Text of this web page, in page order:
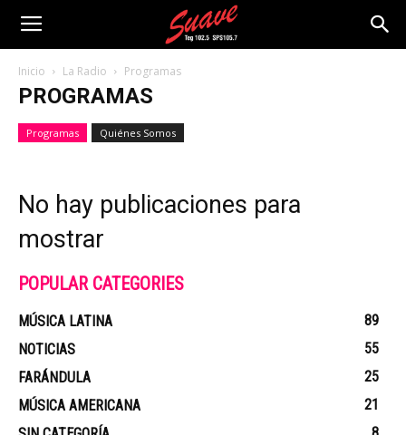
Inicio La Radio Programas
PROGRAMAS
Programas Quiénes Somos
No hay publicaciones para
mostrar
POPULAR CATEGORIES
MÚSICA LATINA
89
NOTICIAS
55
FARÁNDULA
25
MÚSICA AMERICANA
21